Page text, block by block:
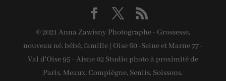
© 2021 Anna Zawisny Photographe - Grossesse,
nouveau né, bébé, famille | Oise 60 -Seine et Marne 77 -
Val d'Oise 95 - Aisne 02 Studio photo à proximité de
Paris, Meaux, Compiègne, Senlis, Soissons,